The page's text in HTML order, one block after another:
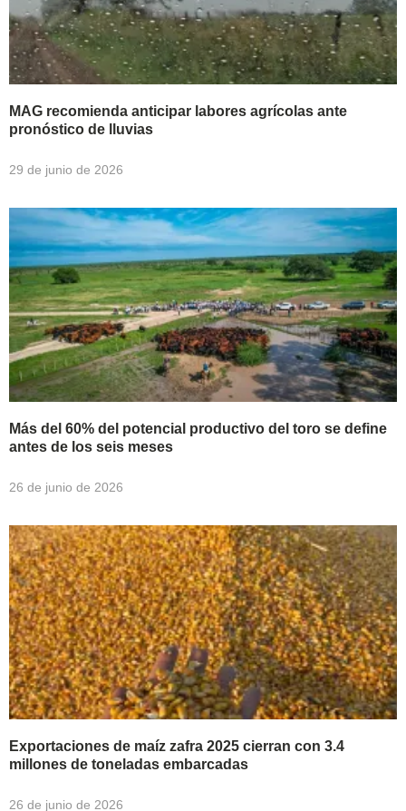
MAG recomienda anticipar labores agrícolas ante
pronóstico de lluvias
29 de junio de 2026
Más del 60% del potencial productivo del toro se define
antes de los seis meses
26 de junio de 2026
Exportaciones de maíz zafra 2025 cierran con 3.4
millones de toneladas embarcadas
26 de junio de 2026